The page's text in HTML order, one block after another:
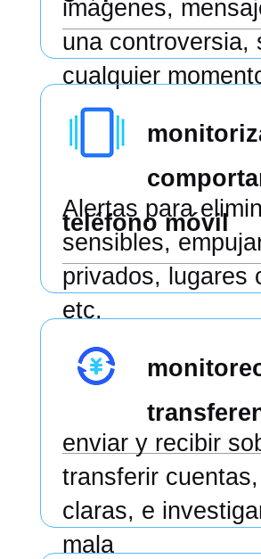
imágenes,
una controversia,
cualquier
teléfono móvil
Alertas para
sensibles,
privados, lugares
etc.
enviar y recibir
transferir
claras, e
mala